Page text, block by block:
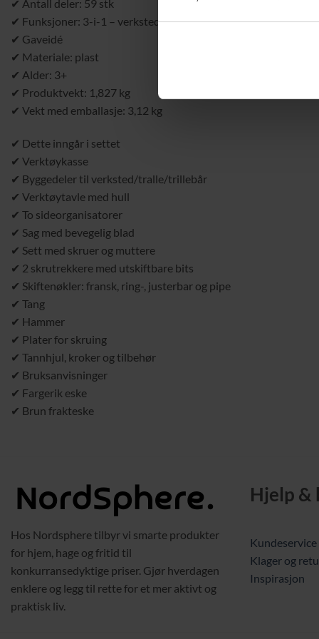
✔ Antall deler: 59 stk
✔ Funksjoner: 3-i-1 – verksted / tralle / trillebår
✔ Gaveidé
✔ Materiale: plast
✔ Alder: 3+
✔ Produktvekt: 1,827 kg
✔ Vekt med emballasje: 3,12 kg
✔ Dette inngår i settet
✔ Verktøykasse
✔ Byggedeler til verksted/tralle/trillebår
✔ Verktøytavle med hull
✔ To sideorganisatorer
✔ Sag med bevegelig blad
✔ Sett med skruer og muttere
✔ 2 skrutrekkere med utskiftbare bits
✔ Skiftenøkler: fransk, ring-, justerbar og pipe
✔ Tang
✔ Hammer
✔ Plater for skruing
✔ Tannhjul, kroker og tilbehør
✔ Bruksanvisninger
✔ Fargerik eske
✔ Brun frakteske
Hos Nordsphere tilbyr vi smarte produkter
for hjem, hage og fritid til
konkurransedyktige priser. Gjør hverdagen
enklere og legg til rette for et mer aktivt og
praktisk liv.
Hjelp &
Kundeservice
Klager og
Inspirasjon